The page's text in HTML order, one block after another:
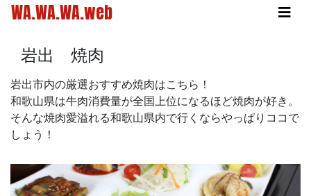
WA.WA.WA.web
岩出 焼肉
岩出市内の厳選おすすめ焼肉はこちら！
和歌山県は牛肉消費量が全国上位になるほど焼肉が好き。
そんな焼肉愛溢れる和歌山県内で行くならやっぱりココで
しょう！